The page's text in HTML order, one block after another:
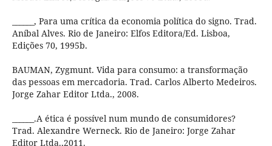
______, Para uma crítica da economia política do signo. Trad.
Aníbal Alves. Rio de Janeiro: Elfos Editora/Ed. Lisboa,
Edições 70, 1995b.
BAUMAN, Zygmunt. Vida para consumo: a transformação
das pessoas em mercadoria. Trad. Carlos Alberto Medeiros.
Jorge Zahar Editor Ltda., 2008.
______.A ética é possível num mundo de consumidores?
Trad. Alexandre Werneck. Rio de Janeiro: Jorge Zahar
Editor Ltda.,2011.